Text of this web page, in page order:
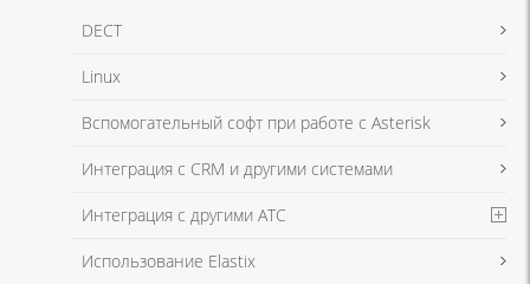
Я даю согласие на обработку моих персональных данных для связи
в соответствии с Политикой в отношении обработки персональных
Я даю согласие на обработку моих персональных данных для связи
в соответствии с Политикой в отношении обработки персональных
DECT
Linux
Вспомогательный софт при работе с Asterisk
Интеграция с CRM и другими системами
Интеграция с другими АТС
Использование Elastix